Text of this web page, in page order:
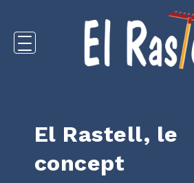
El Rastell, le
concept